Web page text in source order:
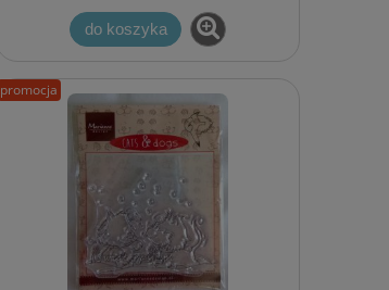
do koszyka
promocja